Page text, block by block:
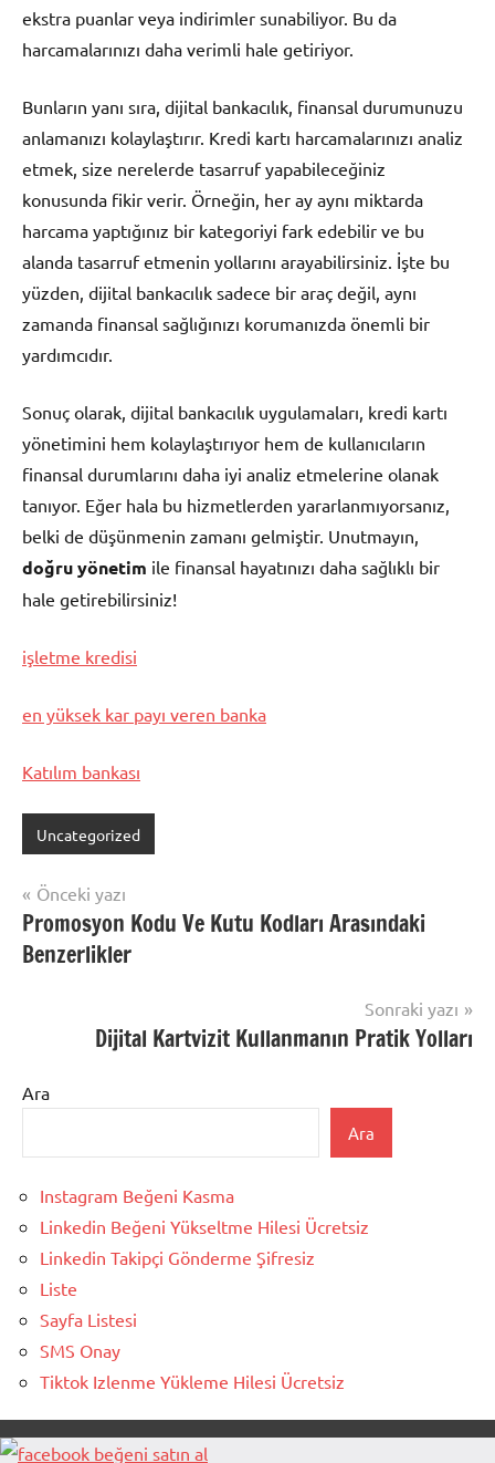
ekstra puanlar veya indirimler sunabiliyor. Bu da
harcamalarınızı daha verimli hale getiriyor.
Bunların yanı sıra, dijital bankacılık, finansal durumunuzu
anlamanızı kolaylaştırır. Kredi kartı harcamalarınızı analiz
etmek, size nerelerde tasarruf yapabileceğiniz
konusunda fikir verir. Örneğin, her ay aynı miktarda
harcama yaptığınız bir kategoriyi fark edebilir ve bu
alanda tasarruf etmenin yollarını arayabilirsiniz. İşte bu
yüzden, dijital bankacılık sadece bir araç değil, aynı
zamanda finansal sağlığınızı korumanızda önemli bir
yardımcıdır.
Sonuç olarak, dijital bankacılık uygulamaları, kredi kartı
yönetimini hem kolaylaştırıyor hem de kullanıcıların
finansal durumlarını daha iyi analiz etmelerine olanak
tanıyor. Eğer hala bu hizmetlerden yararlanmıyorsanız,
belki de düşünmenin zamanı gelmiştir. Unutmayın,
doğru yönetim ile finansal hayatınızı daha sağlıklı bir
hale getirebilirsiniz!
işletme kredisi
en yüksek kar payı veren banka
Katılım bankası
Uncategorized
Yazı
gezinmesi
Önceki yazı
Promosyon Kodu Ve Kutu Kodları Arasındaki
Benzerlikler
Sonraki yazı
Dijital Kartvizit Kullanmanın Pratik Yolları
Ara
Ara
Instagram Beğeni Kasma
Linkedin Beğeni Yükseltme Hilesi Ücretsiz
Linkedin Takipçi Gönderme Şifresiz
Liste
Sayfa Listesi
SMS Onay
Tiktok Izlenme Yükleme Hilesi Ücretsiz